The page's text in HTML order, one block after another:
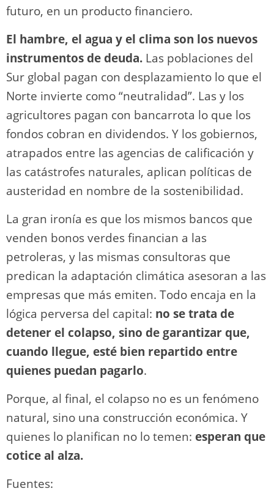
futuro, en un producto financiero.
El hambre, el agua y el clima son los nuevos
instrumentos de deuda. Las poblaciones del
Sur global pagan con desplazamiento lo que el
Norte invierte como “neutralidad”. Las y los
agricultores pagan con bancarrota lo que los
fondos cobran en dividendos. Y los gobiernos,
atrapados entre las agencias de calificación y
las catástrofes naturales, aplican políticas de
austeridad en nombre de la sostenibilidad.
La gran ironía es que los mismos bancos que
venden bonos verdes financian a las
petroleras, y las mismas consultoras que
predican la adaptación climática asesoran a las
empresas que más emiten. Todo encaja en la
lógica perversa del capital: no se trata de
detener el colapso, sino de garantizar que,
cuando llegue, esté bien repartido entre
quienes puedan pagarlo.
Porque, al final, el colapso no es un fenómeno
natural, sino una construcción económica. Y
quienes lo planifican no lo temen: esperan que
cotice al alza.
Fuentes: